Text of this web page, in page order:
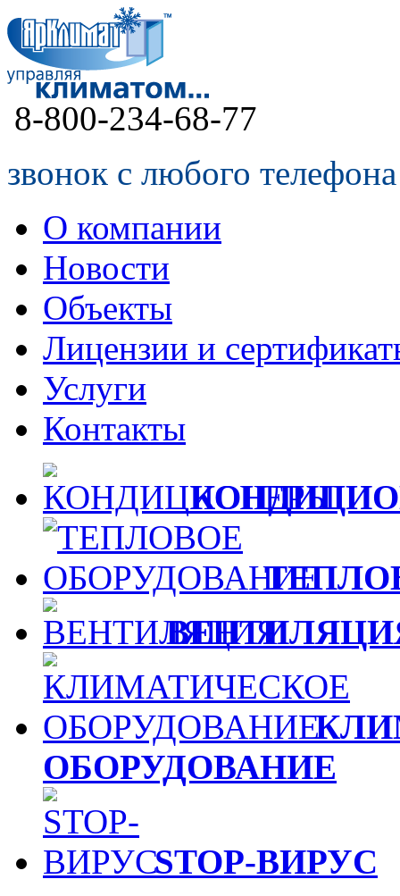
8-800-234-68-77
звонок с любого
О компании
Новости
Объекты
Лицензии и
Услуги
Контакты
ОБОРУДОВАНИЕ
STOP-ВИРУС